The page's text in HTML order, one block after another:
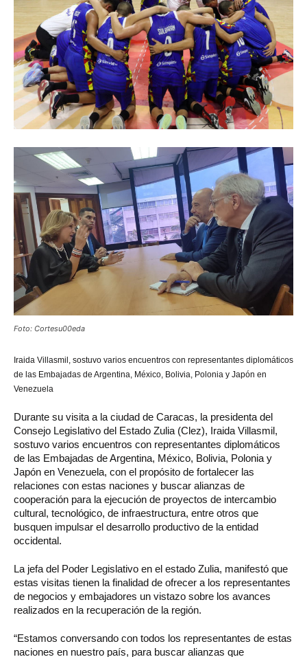
Foto: Cortesu00eda
Iraida Villasmil, sostuvo varios encuentros con representantes diplomáticos
de las Embajadas de Argentina, México, Bolivia, Polonia y Japón en
Venezuela
Durante su visita a la ciudad de Caracas, la presidenta del
Consejo Legislativo del Estado Zulia (Clez), Iraida Villasmil,
sostuvo varios encuentros con representantes diplomáticos
de las Embajadas de Argentina, México, Bolivia, Polonia y
Japón en Venezuela, con el propósito de fortalecer las
relaciones con estas naciones y buscar alianzas de
cooperación para la ejecución de proyectos de intercambio
cultural, tecnológico, de infraestructura, entre otros que
busquen impulsar el desarrollo productivo de la entidad
occidental.
La jefa del Poder Legislativo en el estado Zulia, manifestó que
estas visitas tienen la finalidad de ofrecer a los representantes
de negocios y embajadores un vistazo sobre los avances
realizados en la recuperación de la región.
“Estamos conversando con todos los representantes de estas
naciones en nuestro país, para buscar alianzas que